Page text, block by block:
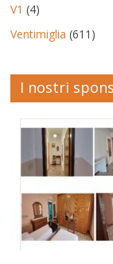
V1 (4)
Ventimiglia (611)
I nostri